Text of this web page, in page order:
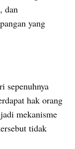
dan
yang
sepenuhnya
hak orang
mekanisme
tidak